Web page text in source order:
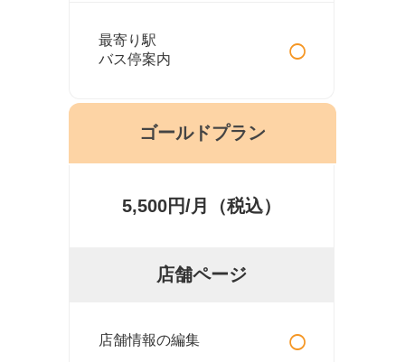
最寄り駅
バス停案内
○
ゴールドプラン
5,500円/月（税込）
店舗ページ
店舗情報の編集 ○